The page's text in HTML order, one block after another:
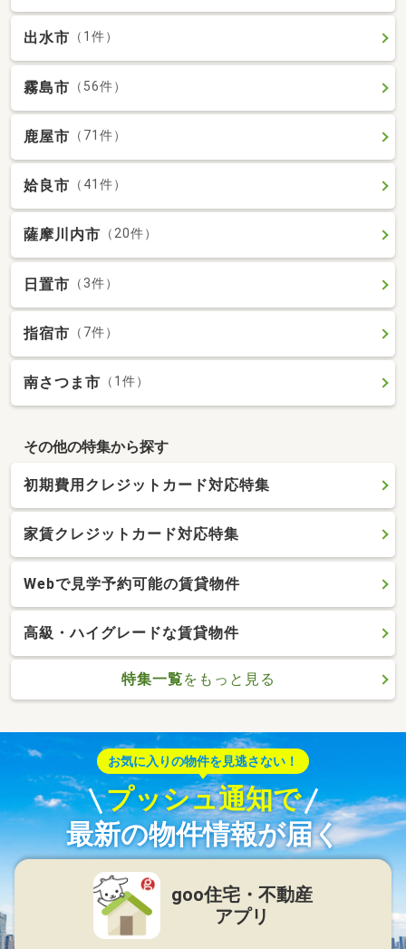
出水市 （1件）
霧島市 （56件）
鹿屋市 （71件）
姶良市 （41件）
薩摩川内市 （20件）
日置市 （3件）
指宿市 （7件）
南さつま市 （1件）
その他の特集から探す
初期費用クレジットカード対応特集
家賃クレジットカード対応特集
Webで見学予約可能の賃貸物件
高級・ハイグレードな賃貸物件
特集一覧をもっと見る
お気に入りの物件を見逃さない！
プッシュ通知で
最新の物件情報が届く
goo住宅・不動産
アプリ